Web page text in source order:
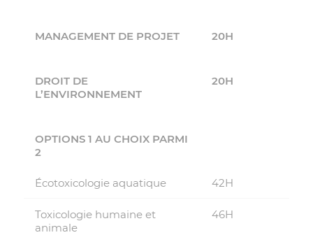
MANAGEMENT DE PROJET 20H
DROIT DE
L’ENVIRONNEMENT
20H
OPTIONS 1 AU CHOIX PARMI
2
Écotoxicologie aquatique 42H
Toxicologie humaine et
animale
46H